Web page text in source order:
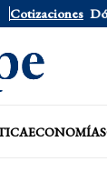
Cotizaciones
$1520 Dólar
ECONOMÍA